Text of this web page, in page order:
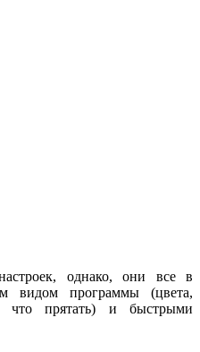
однако, они все в
видом программы (цвета,
прятать) и быстрыми